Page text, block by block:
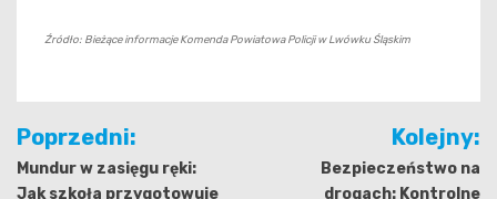
Źródło: Bieżące informacje Komenda Powiatowa Policji w Lwówku Śląskim
Nawigacja
wpisu
Poprzedni:
Mundur w zasięgu ręki:
Jak szkoła przygotowuje
Kolejny:
Bezpieczeństwo na
drogach: Kontrolne